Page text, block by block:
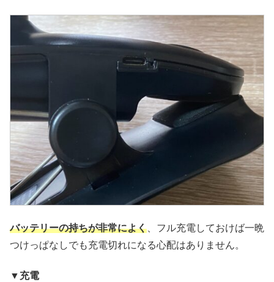
バッテリーの持ちが非常によく 、フル充電しておけば一晩
つけっぱなしでも充電切れになる心配はありません。
▼充電